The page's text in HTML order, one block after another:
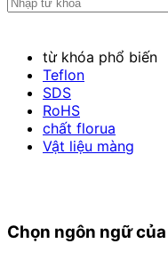
từ khóa phổ biến
Teflon
SDS
RoHS
chất florua
Vật liệu màng
Chọn ngôn ngữ